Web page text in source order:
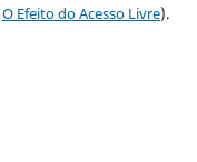
O Efeito do Acesso Livre).